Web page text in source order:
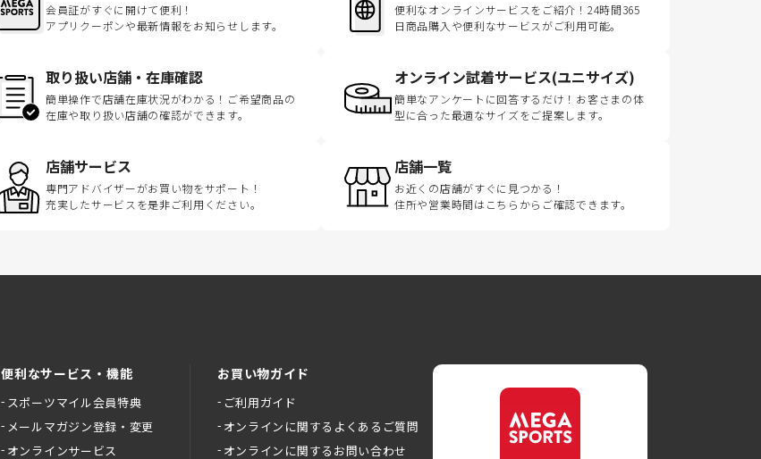
会員証がすぐに開けて便利！
アプリクーポンや最新情報をお知らせします。
便利なオンラインサービスをご紹介！24時間365
日商品購入や便利なサービスがご利用可能。
取り扱い店舗・在庫確認
簡単操作で店舗在庫状況がわかる！ご希望商品の
在庫や取り扱い店舗の確認ができます。
オンライン試着サービス(ユニサイズ)
簡単なアンケートに回答するだけ！お客さまの体
型に合った最適なサイズをご提案します。
店舗サービス
専門アドバイザーがお買い物をサポート！
充実したサービスを是非ご利用ください。
店舗一覧
お近くの店舗がすぐに見つかる！
住所や営業時間はこちらからご確認できます。
便利なサービス・機能
スポーツマイル会員特典
メールマガジン登録・変更
オンラインサービス
お買い物ガイド
ご利用ガイド
オンラインに関するよくあるご質問
オンラインに関するお問い合わせ